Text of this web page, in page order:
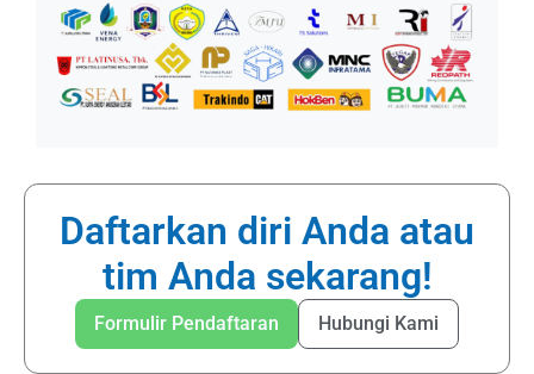
Daftarkan diri Anda atau
tim Anda sekarang!
Formulir Pendaftaran Hubungi Kami